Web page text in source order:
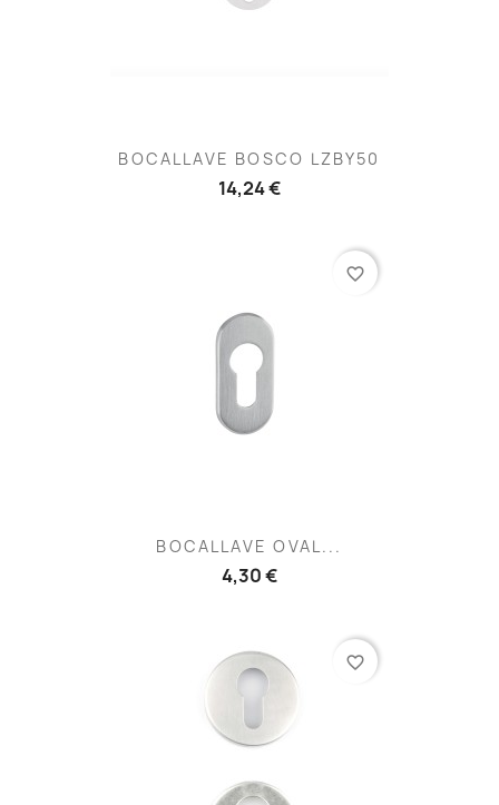
BOCALLAVE BOSCO LZBY50
14,24 €
BOCALLAVE OVAL...
4,30 €
favorite_border
favorite_border